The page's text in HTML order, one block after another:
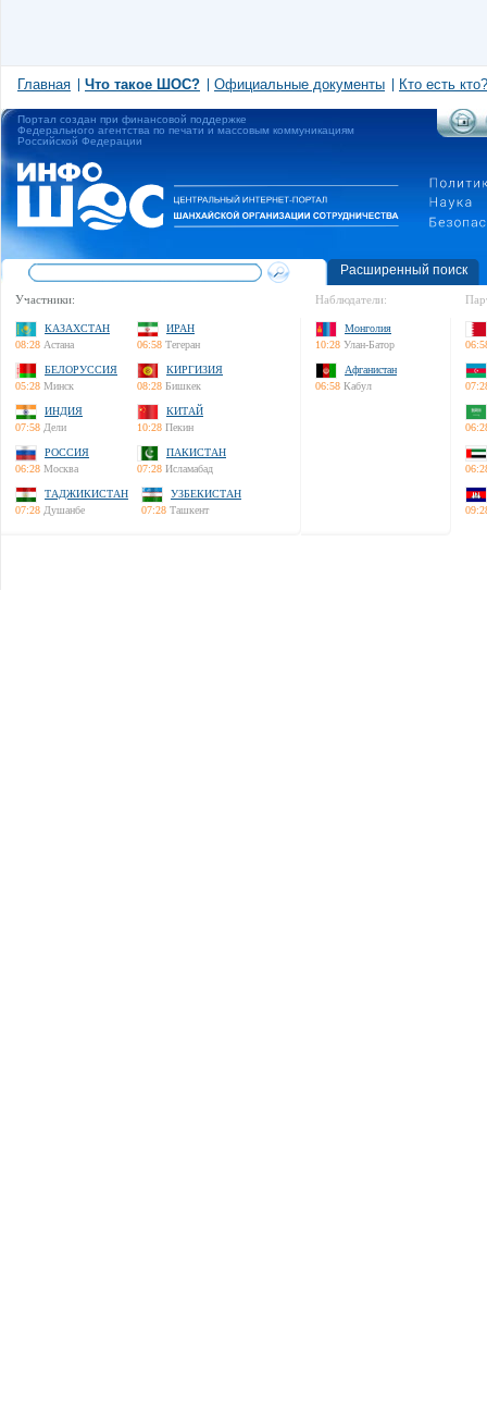
Главная Что такое ШОС? Официальные документы Кто есть кто?
Портал создан при финансовой поддержке
Федерального агентства по печати и массовым коммуникациям
Российской Федерации
Расширенный поиск
Участники:
КАЗАХСТАН
08:28 Астана
ИРАН
06:58 Тегеран
БЕЛОРУССИЯ
05:28 Минск
КИРГИЗИЯ
08:28 Бишкек
ИНДИЯ
07:58 Дели
КИТАЙ
10:28 Пекин
РОССИЯ
06:28 Москва
ПАКИСТАН
07:28 Исламабад
ТАДЖИКИСТАН
07:28 Душанбе
УЗБЕКИСТАН
07:28 Ташкент
Наблюдатели:
Монголия
10:28 Улан-Батор
Афганистан
06:58 Кабул